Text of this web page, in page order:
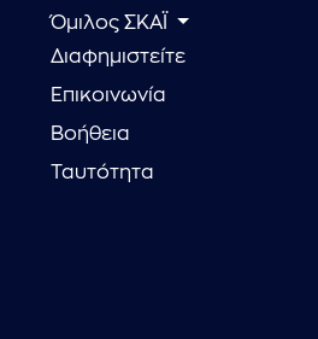
Όμιλος ΣΚΑΪ
Διαφημιστείτε
Επικοινωνία
Βοήθεια
Ταυτότητα